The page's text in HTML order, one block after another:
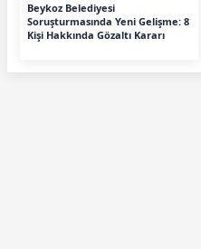
Beykoz Belediyesi
Soruşturmasında Yeni Gelişme: 8
Kişi Hakkında Gözaltı Kararı